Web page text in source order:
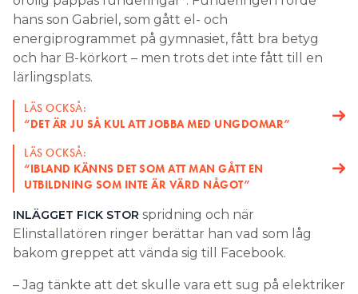
hans son Gabriel, som gått el- och
energiprogrammet på gymnasiet, fått bra betyg
och har B-körkort – men trots det inte fått till en
lärlingsplats.
LÄS OCKSÅ:
“DET ÄR JU SÅ KUL ATT JOBBA MED UNGDOMAR”
LÄS OCKSÅ:
“IBLAND KÄNNS DET SOM ATT MAN GÅTT EN
UTBILDNING SOM INTE ÄR VÄRD NÅGOT”
INLÄGGET FICK STOR spridning och när
Elinstallatören ringer berättar han vad som låg
bakom greppet att vända sig till Facebook.
– Jag tänkte att det skulle vara ett sug på elektriker